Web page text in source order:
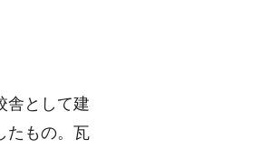
舎として建
たもの。瓦